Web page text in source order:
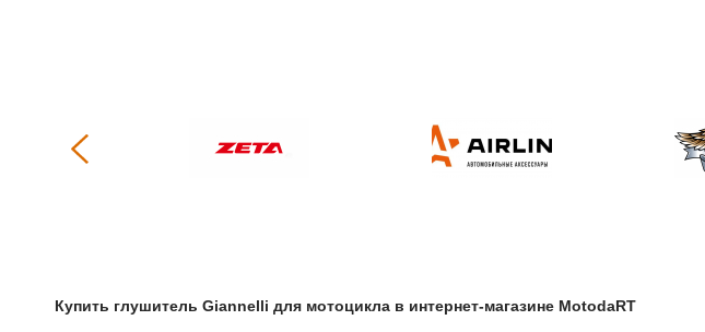
Купить Глушитель Giannelli для мотоциклав интернет-магазине МоtodaRT